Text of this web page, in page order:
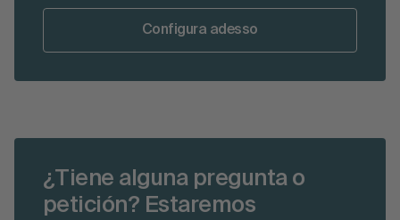
Configura adesso
¿Tiene alguna pregunta o
petición? Estaremos